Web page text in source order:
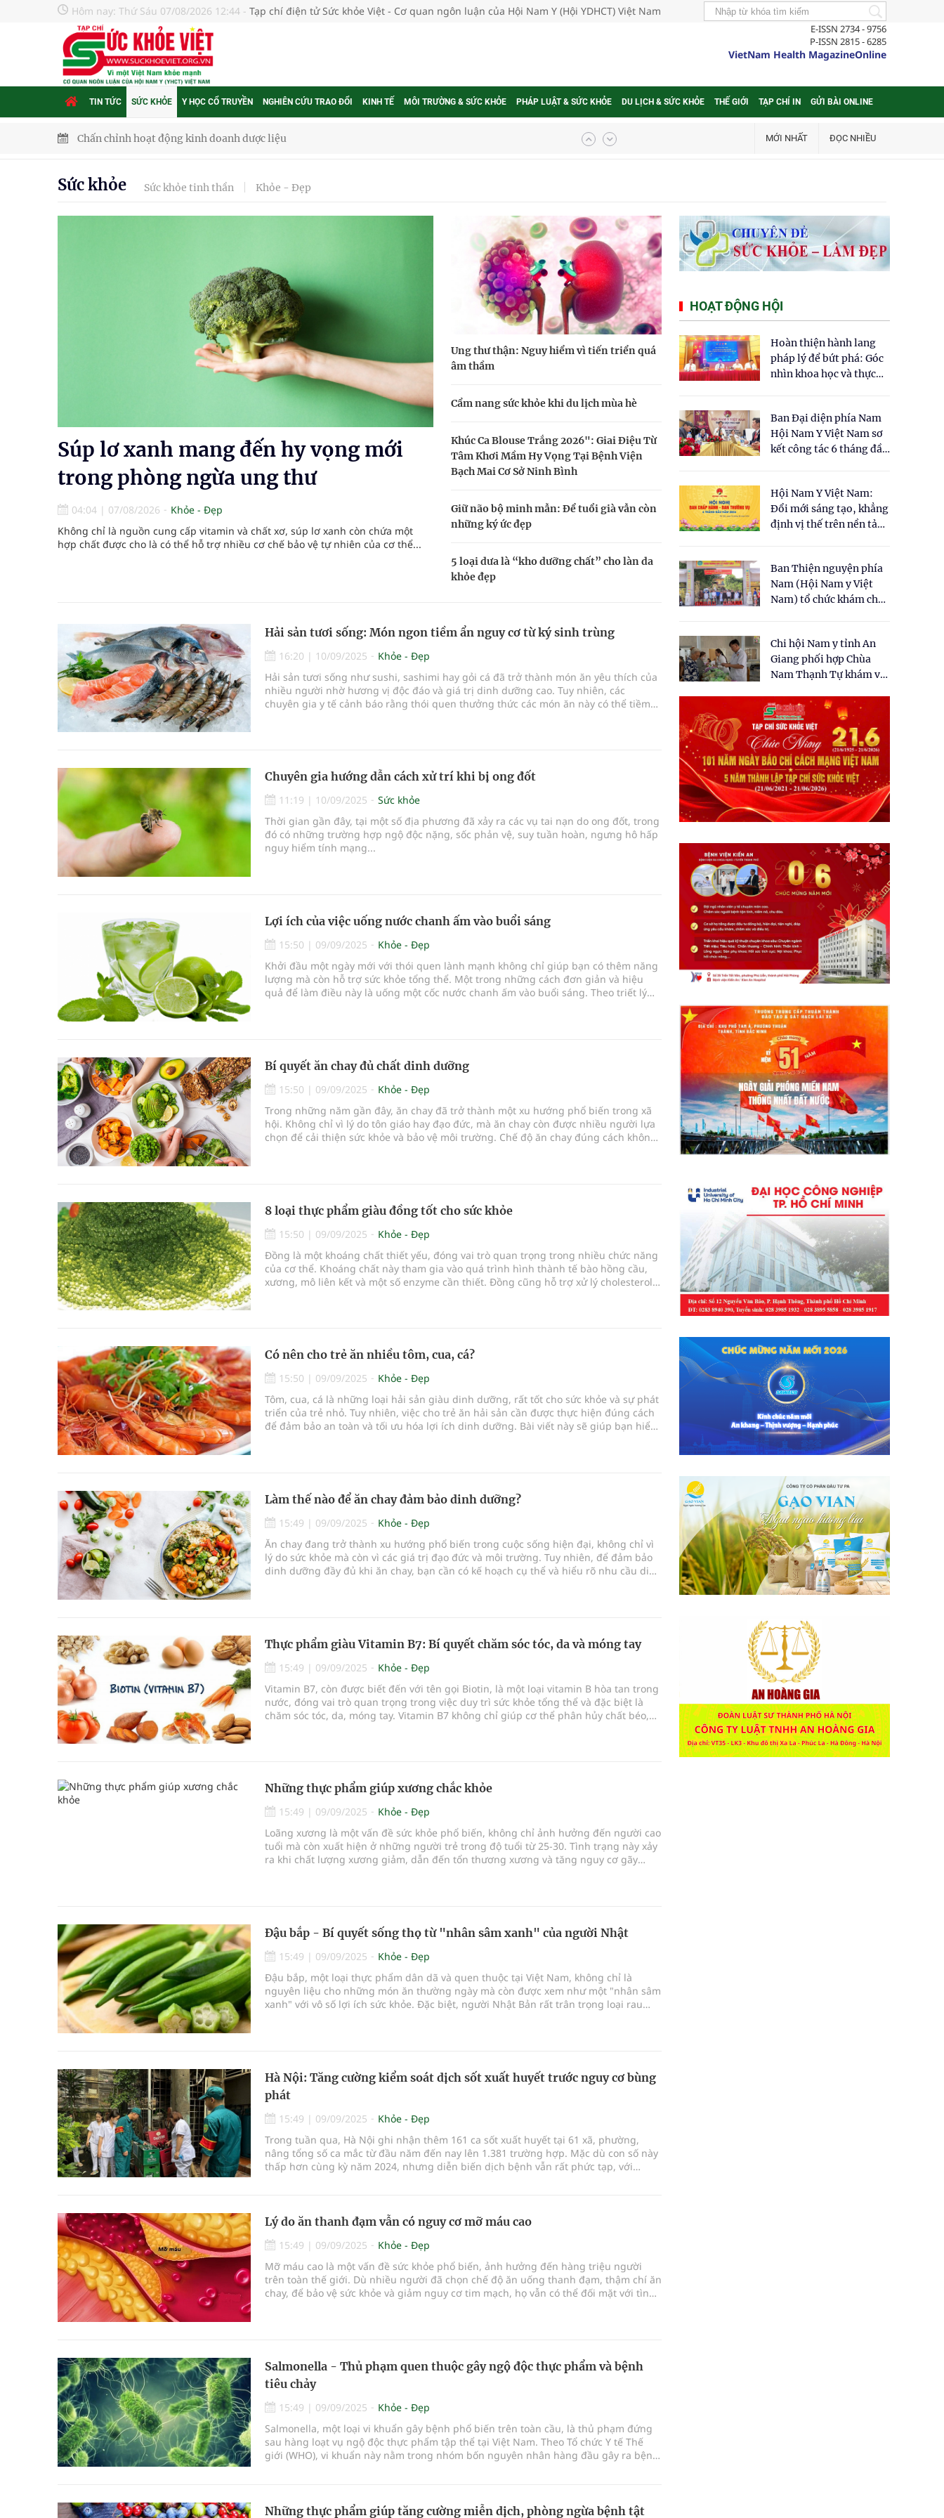
Hôm nay: Thứ Sáu 07/08/2026 12:44 - Tạp chí điện tử Sức khỏe Việt - Cơ quan ngôn luận của Hội Nam Y (Hội YDHCT) Việt Nam
E-ISSN 2734 - 9756
P-ISSN 2815 - 6285
VietNam Health MagazineOnline
TIN TỨC SỨC KHỎE Y HỌC CỔ TRUYỀN NGHIÊN CỨU TRAO ĐỔI KINH TẾ MÔI TRƯỜNG & SỨC KHỎE PHÁP LUẬT & SỨC KHỎE DU LỊCH & SỨC KHỎE THẾ GIỚI TẠP CHÍ IN GỬI BÀI ONLINE
Súp lơ xanh mang đến hy vọng mới trong phòng ngừa ung thư
Quảng Trị: Phát huy vai trò của chính quyền địa phương hai cấp trong quản lý hoạt động nha khoa,
bảo vệ sức khỏe Nhân dân
Không chỉ cắt tóc, Đông Tây Barbershop dành nguồn lực cho môi trường và cộng đồng
Bệnh viện không được thu thêm tiền của người bệnh bảo hiểm y tế nếu không đăng ký khám theo yêu
Ung thư thận: Nguy hiểm vì tiến triển quá âm thầm
Vương Thành Công: Khi việc học bắt đầu từ trải nghiệm thực tế
Chấn chỉnh hoạt động kinh doanh dược liệu
MỚI NHẤT ĐỌC NHIỀU
Sức khỏe Sức khỏe tinh thần Khỏe - Đẹp
Súp lơ xanh mang đến hy vọng mới
trong phòng ngừa ung thư
04:04 | 07/08/2026
Khỏe - Đẹp
Không chỉ là nguồn cung cấp vitamin và chất xơ, súp lơ xanh còn chứa một
hợp chất được cho là có thể hỗ trợ nhiều cơ chế bảo vệ tự nhiên của cơ thể...
Ung thư thận: Nguy hiểm vì tiến triển quá
âm thầm
Cẩm nang sức khỏe khi du lịch mùa hè
Khúc Ca Blouse Trắng 2026": Giai Điệu Từ
Tâm Khơi Mầm Hy Vọng Tại Bệnh Viện
Bạch Mai Cơ Sở Ninh Bình
Giữ não bộ minh mẫn: Để tuổi già vẫn còn
những ký ức đẹp
5 loại dưa là “kho dưỡng chất” cho làn da
khỏe đẹp
Hải sản tươi sống: Món ngon tiềm ẩn nguy cơ từ ký sinh trùng
16:20 | 10/09/2025
Khỏe - Đẹp
Hải sản tươi sống như sushi, sashimi hay gỏi cá đã trở thành món ăn yêu thích của
nhiều người nhờ hương vị độc đáo và giá trị dinh dưỡng cao. Tuy nhiên, các
chuyên gia y tế cảnh báo rằng thói quen thưởng thức các món ăn này có thể tiềm
Chuyên gia hướng dẫn cách xử trí khi bị ong đốt
11:19 | 10/09/2025
Sức khỏe
Thời gian gần đây, tại một số địa phương đã xảy ra các vụ tai nạn do ong đốt, trong
đó có những trường hợp ngộ độc nặng, sốc phản vệ, suy tuần hoàn, ngưng hô hấp
nguy hiểm tính mạng...
Lợi ích của việc uống nước chanh ấm vào buổi sáng
15:50 | 09/09/2025
Khỏe - Đẹp
Khởi đầu một ngày mới với thói quen lành mạnh không chỉ giúp bạn có thêm năng
lượng mà còn hỗ trợ sức khỏe tổng thể. Một trong những cách đơn giản và hiệu
quả để làm điều này là uống một cốc nước chanh ấm vào buổi sáng. Theo triết lý
Bí quyết ăn chay đủ chất dinh dưỡng
15:50 | 09/09/2025
Khỏe - Đẹp
Trong những năm gần đây, ăn chay đã trở thành một xu hướng phổ biến trong xã
hội. Không chỉ vì lý do tôn giáo hay đạo đức, mà ăn chay còn được nhiều người lựa
chọn để cải thiện sức khỏe và bảo vệ môi trường. Chế độ ăn chay đúng cách không
8 loại thực phẩm giàu đồng tốt cho sức khỏe
15:50 | 09/09/2025
Khỏe - Đẹp
Đồng là một khoáng chất thiết yếu, đóng vai trò quan trọng trong nhiều chức năng
của cơ thể. Khoáng chất này tham gia vào quá trình hình thành tế bào hồng cầu,
xương, mô liên kết và một số enzyme cần thiết. Đồng cũng hỗ trợ xử lý cholesterol,
Có nên cho trẻ ăn nhiều tôm, cua, cá?
15:50 | 09/09/2025
Khỏe - Đẹp
Tôm, cua, cá là những loại hải sản giàu dinh dưỡng, rất tốt cho sức khỏe và sự phát
triển của trẻ nhỏ. Tuy nhiên, việc cho trẻ ăn hải sản cần được thực hiện đúng cách
để đảm bảo an toàn và tối ưu hóa lợi ích dinh dưỡng. Bài viết này sẽ giúp bạn hiểu
Làm thế nào để ăn chay đảm bảo dinh dưỡng?
15:49 | 09/09/2025
Khỏe - Đẹp
Ăn chay đang trở thành xu hướng phổ biến trong cuộc sống hiện đại, không chỉ vì
lý do sức khỏe mà còn vì các giá trị đạo đức và môi trường. Tuy nhiên, để đảm bảo
dinh dưỡng đầy đủ khi ăn chay, bạn cần có kế hoạch cụ thể và hiểu rõ nhu cầu dinh
Thực phẩm giàu Vitamin B7: Bí quyết chăm sóc tóc, da và móng tay
15:49 | 09/09/2025
Khỏe - Đẹp
Vitamin B7, còn được biết đến với tên gọi Biotin, là một loại vitamin B hòa tan trong
nước, đóng vai trò quan trọng trong việc duy trì sức khỏe tổng thể và đặc biệt là
chăm sóc tóc, da, móng tay. Vitamin B7 không chỉ giúp cơ thể phân hủy chất béo,
Những thực phẩm giúp xương chắc khỏe
15:49 | 09/09/2025
Khỏe - Đẹp
Loãng xương là một vấn đề sức khỏe phổ biến, không chỉ ảnh hưởng đến người cao
tuổi mà còn xuất hiện ở những người trẻ trong độ tuổi từ 25-30. Tình trạng này xảy
ra khi chất lượng xương giảm, dẫn đến tổn thương xương và tăng nguy cơ gãy
Đậu bắp - Bí quyết sống thọ từ "nhân sâm xanh" của người Nhật
15:49 | 09/09/2025
Khỏe - Đẹp
Đậu bắp, một loại thực phẩm dân dã và quen thuộc tại Việt Nam, không chỉ là
nguyên liệu cho những món ăn thường ngày mà còn được xem như một "nhân sâm
xanh" với vô số lợi ích sức khỏe. Đặc biệt, người Nhật Bản rất trân trọng loại rau
Hà Nội: Tăng cường kiểm soát dịch sốt xuất huyết trước nguy cơ bùng
phát
15:49 | 09/09/2025
Khỏe - Đẹp
Trong tuần qua, Hà Nội ghi nhận thêm 161 ca sốt xuất huyết tại 61 xã, phường,
nâng tổng số ca mắc từ đầu năm đến nay lên 1.381 trường hợp. Mặc dù con số này
thấp hơn cùng kỳ năm 2024, nhưng diễn biến dịch bệnh vẫn rất phức tạp, với
Lý do ăn thanh đạm vẫn có nguy cơ mỡ máu cao
15:49 | 09/09/2025
Khỏe - Đẹp
Mỡ máu cao là một vấn đề sức khỏe phổ biến, ảnh hưởng đến hàng triệu người
trên toàn thế giới. Dù nhiều người đã chọn chế độ ăn uống thanh đạm, thậm chí ăn
chay, để bảo vệ sức khỏe và giảm nguy cơ tim mạch, họ vẫn có thể đối mặt với tình
Salmonella - Thủ phạm quen thuộc gây ngộ độc thực phẩm và bệnh
tiêu chảy
15:49 | 09/09/2025
Khỏe - Đẹp
Salmonella, một loại vi khuẩn gây bệnh phổ biến trên toàn cầu, là thủ phạm đứng
sau hàng loạt vụ ngộ độc thực phẩm tập thể tại Việt Nam. Theo Tổ chức Y tế Thế
giới (WHO), vi khuẩn này nằm trong nhóm bốn nguyên nhân hàng đầu gây ra bệnh
Những thực phẩm giúp tăng cường miễn dịch, phòng ngừa bệnh tật
HOẠT ĐỘNG HỘI
Hoàn thiện hành lang
pháp lý để bứt phá: Góc
nhìn khoa học và thực
cho Luật Y dược cổ
truyền Việt Nam"
Ban Đại diện phía Nam
Hội Nam Y Việt Nam sơ
kết công tác 6 tháng đầu
Hội Nam Y Việt Nam:
Đổi mới sáng tạo, khẳng
định vị thế trên nền tảng
Ban Thiện nguyện phía
Nam (Hội Nam y Việt
Nam) tổ chức khám chữa
dân tại xã Tân Tập
Chi hội Nam y tỉnh An
Giang phối hợp Chùa
Nam Thạnh Tự khám và
nhân dân